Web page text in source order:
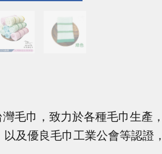
毛巾，致力於各種毛巾生產
及優良毛巾工業公會等認